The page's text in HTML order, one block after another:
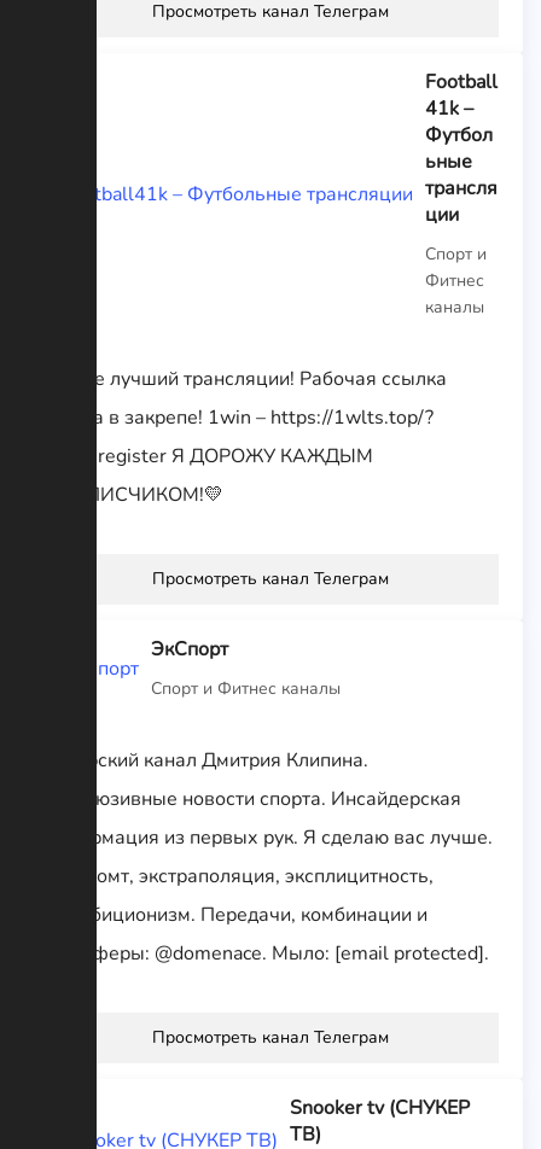
Просмотреть канал Телеграм
Football
41k –
Футбол
ьные
трансля
ции
Спорт и
Фитнес
каналы
Самые лучший трансляции! Рабочая ссылка
всегда в закрепе! 1win – https://1wlts.top/?
open=register Я ДОРОЖУ КАЖДЫМ
ПОДПИСЧИКОМ!💛
Просмотреть канал Телеграм
ЭкСпорт
Спорт и Фитнес каналы
Авторский канал Дмитрия Клипина.
Эксклюзивные новости спорта. Инсайдерская
информация из первых рук. Я сделаю вас лучше.
Экспромт, экстраполяция, эксплицитность,
эксгибиционизм. Передачи, комбинации и
трансферы: @domenace. Мыло: [email protected].
Просмотреть канал Телеграм
Snooker tv (СНУКЕР
ТВ)